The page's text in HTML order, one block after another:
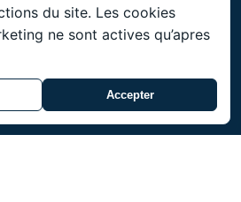
du site. Les cookies
ne sont actives qu’apres
Accepter